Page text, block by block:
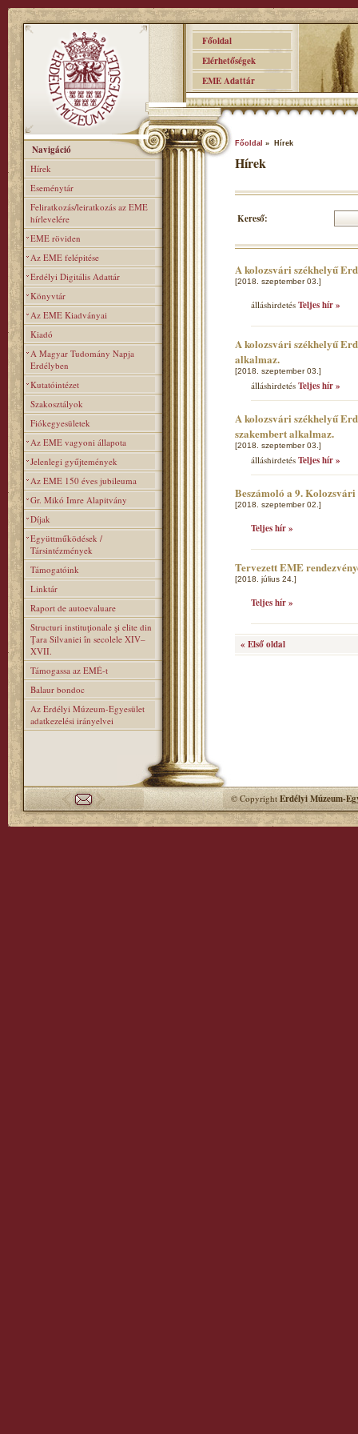
Főoldal
Elérhetőségek
EME Adattár
Navigáció
Hírek
Eseménytár
Feliratkozás/leiratkozás az EME
hírlevelére
EME röviden
Az EME felépitése
Erdélyi Digitális Adattár
Könyvtár
Az EME Kiadványai
Kiadó
A Magyar Tudomány Napja
Erdélyben
Kutatóintézet
Szakosztályok
Fiókegyesületek
Az EME vagyoni állapota
Jelenlegi gyűjtemények
Az EME 150 éves jubileuma
Gr. Mikó Imre Alapitvány
Díjak
Együttműködések /
Társintézmények
Támogatóink
Linktár
Raport de autoevaluare
Structuri instituţionale şi elite din
Ţara Silvaniei în secolele XIV–
XVII.
Támogassa az EMÉ-t
Balaur bondoc
Az Erdélyi Múzeum-Egyesület
adatkezelési irányelvei
Főoldal » Hírek
Hírek
Kereső:
A kolozsvári székhelyű
[2018. szeptember 03.]
álláshirdetés Teljes hír »
A kolozsvári székhelyű
alkalmaz.
[2018. szeptember 03.]
álláshirdetés Teljes hír »
A kolozsvári székhelyű
szakembert alkalmaz.
[2018. szeptember 03.]
álláshirdetés Teljes hír »
Beszámoló a 9.
[2018. szeptember 02.]
Teljes hír »
Tervezett EME
[2018. július 24.]
Teljes hír »
« Első oldal
© CopyrightErdélyi Múzeum-